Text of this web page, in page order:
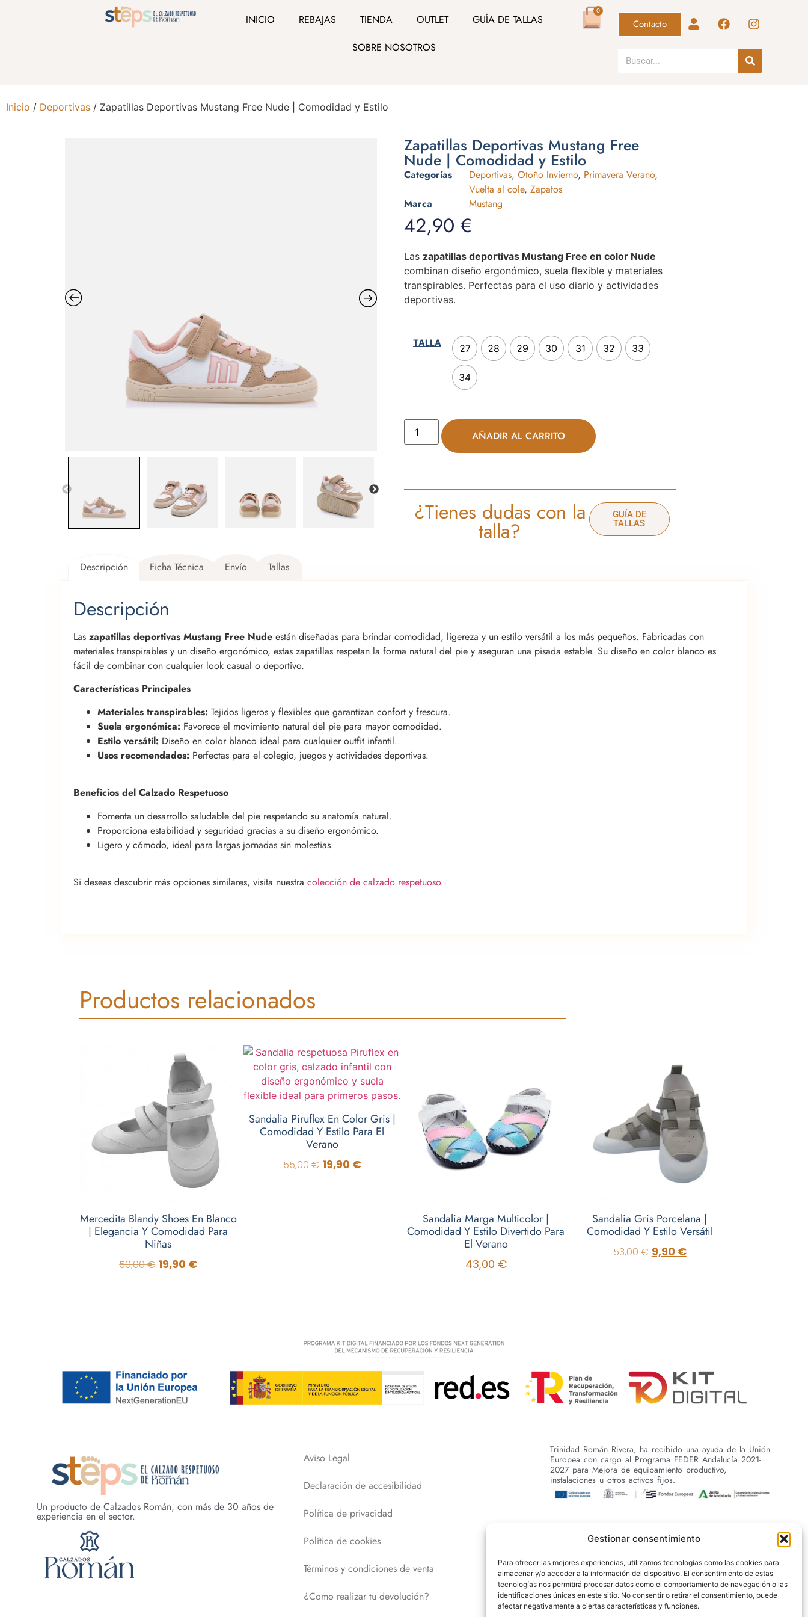
Gestionar consentimiento
Para ofrecer las mejores experiencias, utilizamos tecnologías como las cookies para
almacenar y/o acceder a la información del dispositivo. El consentimiento de estas
tecnologías nos permitirá procesar datos como el comportamiento de navegación o las
identificaciones únicas en este sitio. No consentir o retirar el consentimiento, puede
afectar negativamente a ciertas características y funciones.
INICIO REBAJAS TIENDA OUTLET
GUÍA DE TALLAS
SOBRE NOSOTROS
0
Contacto
Inicio / Deportivas / Zapatillas Deportivas Mustang Free Nude | Comodidad y Estilo
Zapatillas Deportivas Mustang Free
Nude | Comodidad y Estilo
Categorías Deportivas, Otoño Invierno, Primavera Verano,
Vuelta al cole, Zapatos
Marca
Mustang
42,90 €
Las zapatillas deportivas Mustang Free en color Nude
combinan diseño ergonómico, suela flexible y materiales
transpirables. Perfectas para el uso diario y actividades
deportivas.
TALLA 27 28 29 30 31 32 33
34
AÑADIR AL CARRITO
¿Tienes dudas con la
talla?
GUÍA DE
TALLAS
Descripción Ficha Técnica Envío Tallas
Descripción
Las zapatillas deportivas Mustang Free Nude están diseñadas para brindar comodidad, ligereza y un estilo versátil a los más pequeños. Fabricadas con
materiales transpirables y un diseño ergonómico, estas zapatillas respetan la forma natural del pie y aseguran una pisada estable. Su diseño en color blanco es
fácil de combinar con cualquier look casual o deportivo.
Características Principales
Materiales transpirables: Tejidos ligeros y flexibles que garantizan confort y frescura.
Suela ergonómica: Favorece el movimiento natural del pie para mayor comodidad.
Estilo versátil: Diseño en color blanco ideal para cualquier outfit infantil.
Usos recomendados: Perfectas para el colegio, juegos y actividades deportivas.
Beneficios del Calzado Respetuoso
Fomenta un desarrollo saludable del pie respetando su anatomía natural.
Proporciona estabilidad y seguridad gracias a su diseño ergonómico.
Ligero y cómodo, ideal para largas jornadas sin molestias.
Si deseas descubrir más opciones similares, visita nuestra colección de calzado respetuoso.
Productos relacionados
Mercedita Blandy Shoes En Blanco
| Elegancia Y Comodidad Para
Niñas
50,00€ 19,90 €
Sandalia Piruflex En Color Gris |
Comodidad Y Estilo Para El
Verano
55,00€ 19,90 €
Sandalia Marga Multicolor |
Comodidad Y Estilo Divertido Para
El Verano
43,00 €
Sandalia Gris Porcelana |
Comodidad Y Estilo Versátil
53,00€ 9,90 €
Un producto de Calzados Román, con más de 30 años de
experiencia en el sector.
Aviso Legal
Declaración de accesibilidad
Política de privacidad
Política de cookies
Términos y condiciones de venta
¿Como realizar tu devolución?
Trinidad Román Rivera, ha recibido una ayuda de la Unión
Europea con cargo al Programa FEDER Andalucía 2021-
2027 para Mejora de equipamiento productivo,
instalaciones u otros activos fijos.